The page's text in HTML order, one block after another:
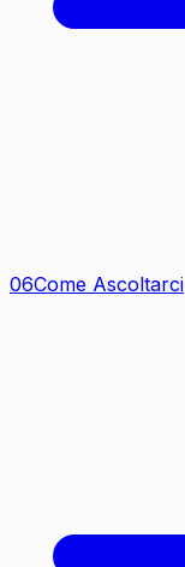
06Come Ascoltarci